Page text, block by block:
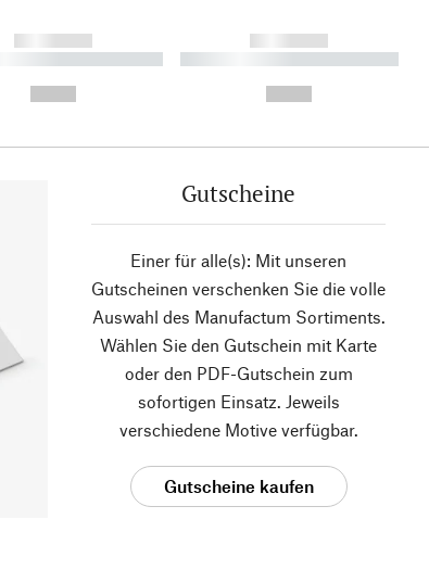
------------
----------- ----------
------------
----------- ----------- ----------
Gutscheine
Einer für alle(s): Mit unseren
Gutscheinen verschenken Sie die volle
Auswahl des Manufactum Sortiments.
Wählen Sie den Gutschein mit Karte
oder den PDF-Gutschein zum
sofortigen Einsatz. Jeweils
verschiedene Motive verfügbar.
Gutscheine kaufen